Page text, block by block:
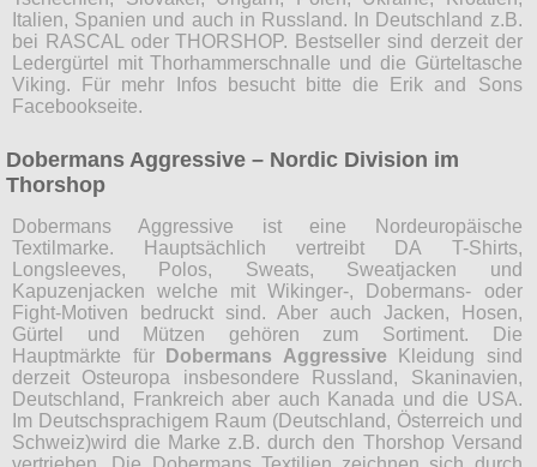
Italien, Spanien und auch in Russland. In Deutschland z.B.
bei RASCAL oder THORSHOP. Bestseller sind derzeit der
Ledergürtel mit Thorhammerschnalle und die Gürteltasche
Viking. Für mehr Infos besucht bitte die Erik and Sons
Facebookseite.
Dobermans Aggressive – Nordic Division im
Thorshop
Dobermans Aggressive ist eine Nordeuropäische
Textilmarke. Hauptsächlich vertreibt DA T-Shirts,
Longsleeves, Polos, Sweats, Sweatjacken und
Kapuzenjacken welche mit Wikinger-, Dobermans- oder
Fight-Motiven bedruckt sind. Aber auch Jacken, Hosen,
Gürtel und Mützen gehören zum Sortiment. Die
Hauptmärkte für
Dobermans Aggressive Kleidung sind
derzeit Osteuropa insbesondere Russland, Skaninavien,
Deutschland, Frankreich aber auch Kanada und die USA.
Im Deutschsprachigem Raum (Deutschland, Österreich und
Schweiz)wird die Marke z.B. durch den Thorshop Versand